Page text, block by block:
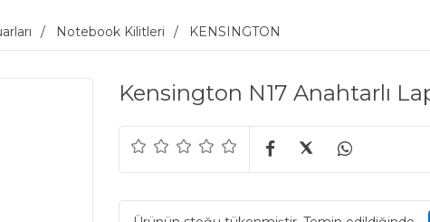
Notebook Kilitleri KENSINGTON
Kensington N17 Anahtarlı